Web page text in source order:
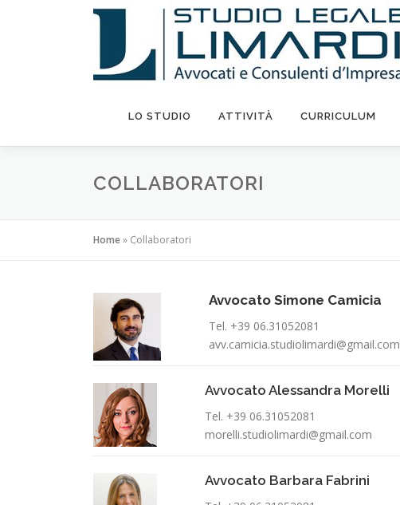
LO STUDIO ATTIVITÀ CURRICULUM
COLLABORATORI
Home» Collaboratori
Avvocato Simone Camicia
Tel. +39 06.31052081
avv.camicia.studiolimardi@gmail.com
Avvocato Alessandra Morelli
Tel. +39 06.31052081
morelli.studiolimardi@gmail.com
Avvocato Barbara Fabrini